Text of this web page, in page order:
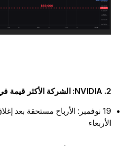
19 نوفمبر: الأرباح مستحقة بعد إغلاق